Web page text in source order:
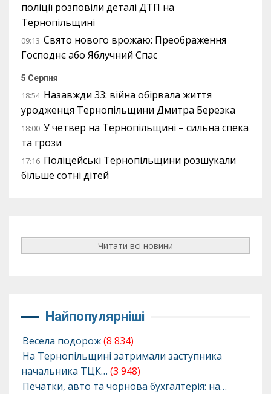
поліції розповіли деталі ДТП на
Тернопільщині
09:13 Свято нового врожаю: Преображення
Господнє або Яблучний Спас
5 Серпня
18:54 Назавжди 33: війна обірвала життя
уродженця Тернопільщини Дмитра Березка
18:00 У четвер на Тернопільщині – сильна спека
та грози
17:16 Поліцейські Тернопільщини розшукали
більше сотні дітей
Читати всі новини
Найпопулярніші
Весела подорож(8 834)
На Тернопільщині затримали заступника
начальника ТЦК… (3 948)
Печатки, авто та чорнова бухгалтерія: на…